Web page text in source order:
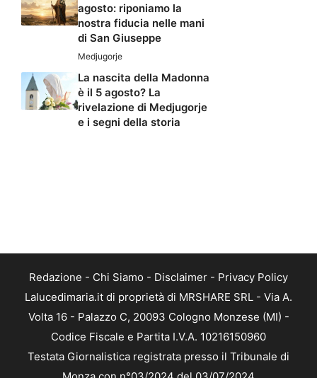
agosto: riponiamo la
nostra fiducia nelle mani
di San Giuseppe
Medjugorje
La nascita della Madonna
è il 5 agosto? La
rivelazione di Medjugorje
e i segni della storia
Redazione - Chi Siamo - Disclaimer - Privacy Policy
Lalucedimaria.it di proprietà di MRSHARE SRL - Via A.
Volta 16 - Palazzo C, 20093 Cologno Monzese (MI) -
Codice Fiscale e Partita I.V.A. 10216150960
Testata Giornalistica registrata presso il Tribunale di